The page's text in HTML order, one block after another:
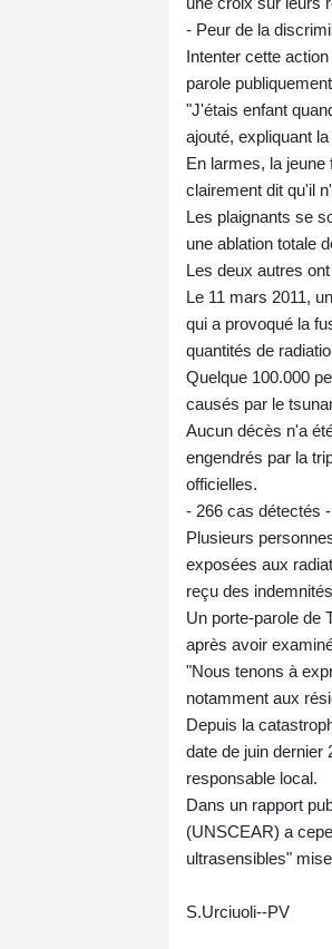
- Peur de la
Intenter cette
parole
"J'étais enfant
ajouté, expliquant
En larmes, la
clairement dit qu'il
Les plaignants se
une ablation totale
Les deux autres
Le 11 mars 2011,
qui a provoqué la
quantités de
Quelque 100.000
causés par le
Aucun décès n'a
engendrés par la
officielles.
- 266 cas détectés -
Plusieurs
exposées aux
reçu des
Un porte-parole de
après avoir
"Nous tenons à
notamment aux
Depuis la
date de juin
responsable local.
Dans un rapport
(UNSCEAR) a
ultrasensibles"
S.Urciuoli--PV